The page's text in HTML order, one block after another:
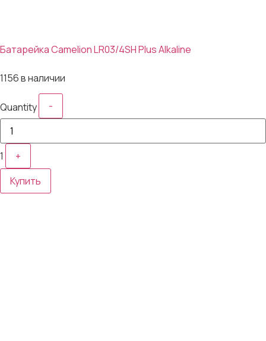
Батарейка Camelion LR03/4SH Plus Alkaline
1156 в наличии
Quantity -
1
+
Купить